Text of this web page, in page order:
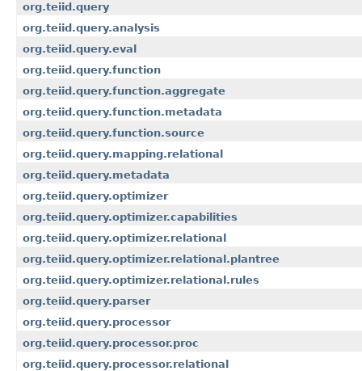
org.teiid.query
org.teiid.query.analysis
org.teiid.query.eval
org.teiid.query.function
org.teiid.query.function.aggregate
org.teiid.query.function.metadata
org.teiid.query.function.source
org.teiid.query.mapping.relational
org.teiid.query.metadata
org.teiid.query.optimizer
org.teiid.query.optimizer.capabilities
org.teiid.query.optimizer.relational
org.teiid.query.optimizer.relational.plantree
org.teiid.query.optimizer.relational.rules
org.teiid.query.parser
org.teiid.query.processor
org.teiid.query.processor.proc
org.teiid.query.processor.relational